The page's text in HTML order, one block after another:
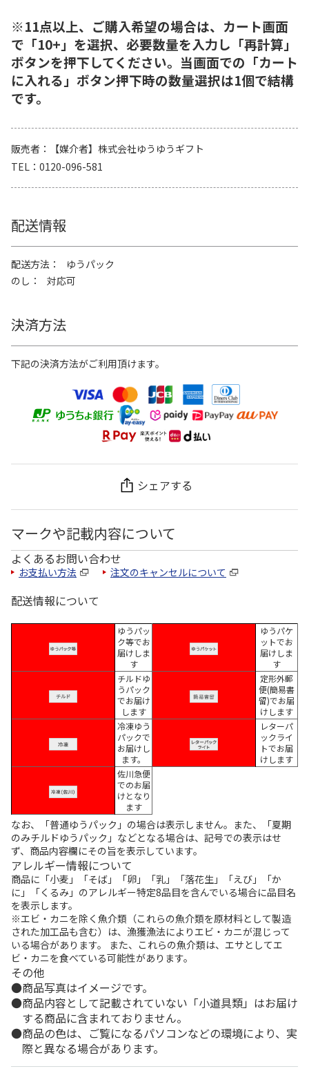
※11点以上、ご購入希望の場合は、カート画面
で「10+」を選択、必要数量を入力し「再計算」
ボタンを押下してください。当画面での「カート
に入れる」ボタン押下時の数量選択は1個で結構
です。
販売者
【媒介者】株式会社ゆうゆうギフト
TEL
0120-096-581
配送情報
配送方法
ゆうパック
のし
対応可
決済方法
下記の決済方法がご利用頂けます。
シェアする
マークや記載内容について
よくあるお問い合わせ
お支払い方法 注文のキャンセルについて
配送情報について
ゆうパッ
ク等でお
届けしま
す
ゆうパケ
ットでお
届けしま
す
チルドゆ
うパック
でお届け
します
定形外郵
便(簡易書
留)でお届
けします
冷凍ゆう
パックで
お届けし
ます。
レターパ
ックライ
トでお届
けします
佐川急便
でのお届
けとなり
ます
なお、「普通ゆうパック」の場合は表示しません。また、「夏期
のみチルドゆうパック」などとなる場合は、記号での表示はせ
ず、商品内容欄にその旨を表示しています。
アレルギー情報について
商品に「小麦」「そば」「卵」「乳」「落花生」「えび」「か
に」「くるみ」のアレルギー特定8品目を含んでいる場合に品目名
を表示します。
※エビ・カニを除く魚介類（これらの魚介類を原材料として製造
された加工品も含む）は、漁獲漁法によりエビ・カニが混じって
いる場合があります。 また、これらの魚介類は、エサとしてエ
ビ・カニを食べている可能性があります。
その他
商品写真はイメージです。
商品内容として記載されていない「小道具類」はお届け
する商品に含まれておりません。
商品の色は、ご覧になるパソコンなどの環境により、実
際と異なる場合があります。